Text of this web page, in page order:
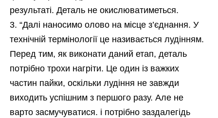
результаті. Деталь не окислюватиметься.
“Далі наносимо олово на місце з’єднання. У
технічній термінології це називається лудінням.
Перед тим, як виконати даний етап, деталь
потрібно трохи нагріти. Це один із важких
частин пайки, оскільки лудіння не завжди
виходить успішним з першого разу. Але не
варто засмучуватися. і потрібно заздалегідь